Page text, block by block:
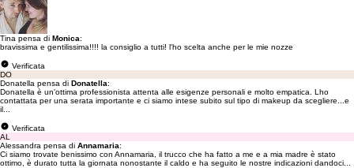
Tina pensa di Monica:
bravissima e gentilissima!!!! la consiglio a tutti! l'ho scelta anche per le mie nozze
Verificata
DO
Donatella pensa di Donatella:
Donatella è un'ottima professionista attenta alle esigenze personali e molto empatica. Lho
contattata per una serata importante e ci siamo intese subito sul tipo di makeup da scegliere...e
il...
Verificata
AL
Alessandra pensa di Annamaria:
Ci siamo trovate benissimo con Annamaria, il trucco che ha fatto a me e a mia madre è stato
ottimo, è durato tutta la giornata nonostante il caldo e ha seguito le nostre indicazioni dandoci...